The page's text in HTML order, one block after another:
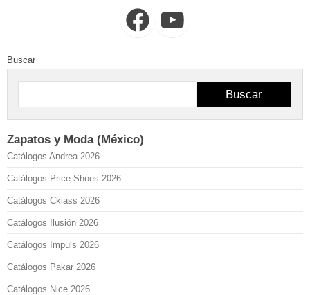
FacebookYouTube
Buscar
Buscar
Zapatos y Moda (México)
Catálogos Andrea 2026
Catálogos Price Shoes 2026
Catálogos Cklass 2026
Catálogos Ilusión 2026
Catálogos Impuls 2026
Catálogos Pakar 2026
Catálogos Nice 2026